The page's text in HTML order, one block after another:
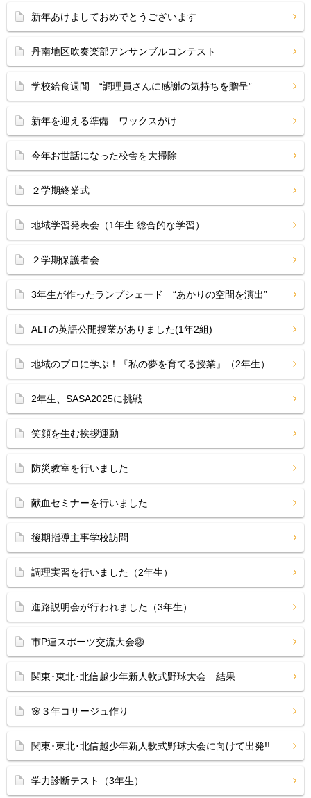
新年あけましておめでとうございます
丹南地区吹奏楽部アンサンブルコンテスト
学校給食週間 “調理員さんに感謝の気持ちを贈呈”
新年を迎える準備 ワックスがけ
今年お世話になった校舎を大掃除
２学期終業式
地域学習発表会（1年生 総合的な学習）
２学期保護者会
3年生が作ったランプシェード “あかりの空間を演出”
ALTの英語公開授業がありました(1年2組)
地域のプロに学ぶ！『私の夢を育てる授業』（2年生）
2年生、SASA2025に挑戦
笑顔を生む挨拶運動
防災教室を行いました
献血セミナーを行いました
後期指導主事学校訪問
調理実習を行いました（2年生）
進路説明会が行われました（3年生）
市P連スポーツ交流大会🏐
関東･東北･北信越少年新人軟式野球大会 結果
🌸３年コサージュ作り
関東･東北･北信越少年新人軟式野球大会に向けて出発!!
学力診断テスト（3年生）